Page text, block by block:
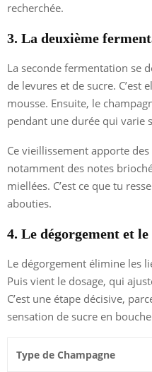
recherchée.
3. La deuxième
La seconde fermentation se
de levures et de sucre. C’est
mousse. Ensuite, le
pendant une durée qui varie
Ce vieillissement apporte
notamment des notes
miellées. C’est ce que tu
abouties.
4. Le dégorgement et le
Le dégorgement élimine les
Puis vient le dosage, qui
C’est une étape décisive,
sensation de sucre en
Type de Champagne